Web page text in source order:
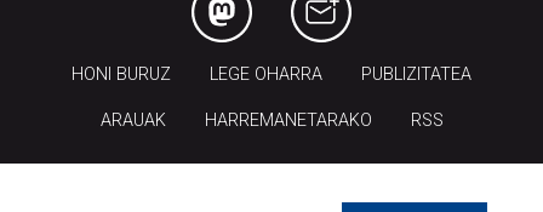
HONI BURUZ LEGE OHARRA PUBLIZITATEA
ARAUAK HARREMANETARAKO RSS